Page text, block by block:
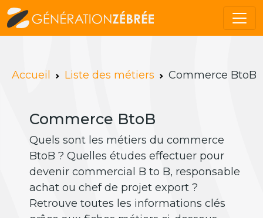
Accueil Liste des métiers Commerce BtoB
Commerce BtoB
Quels sont les métiers du commerce
BtoB ? Quelles études effectuer pour
devenir commercial B to B, responsable
achat ou chef de projet export ?
Retrouve toutes les informations clés